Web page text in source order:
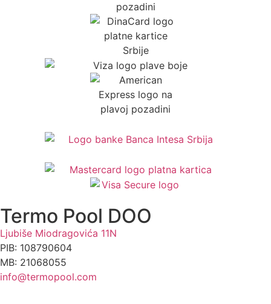
Termo Pool DOO
Ljubiše Miodragovića 11N
PIB: 108790604
MB: 21068055
info@termopool.com